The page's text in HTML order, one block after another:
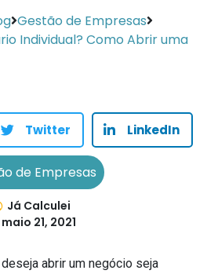
Gestão de Empresas
Individual? Como Abrir uma
Twitter LinkedIn
de Empresas
Já Calculei
maio 21, 2021
abrir um negócio seja